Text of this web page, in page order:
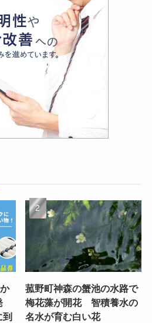
菰野町神森の蟹池の水路で
梅花藻が開花 智積養水の
名水が育む白い花